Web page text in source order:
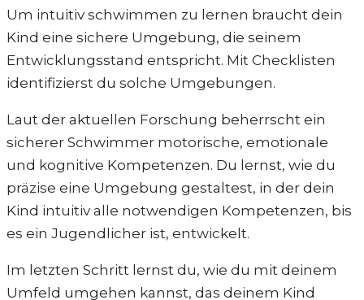
Um intuitiv schwimmen zu lernen braucht dein
Kind eine sichere Umgebung, die seinem
Entwicklungsstand entspricht. Mit Checklisten
identifizierst du solche Umgebungen.
Laut der aktuellen Forschung beherrscht ein
sicherer Schwimmer motorische, emotionale
und kognitive Kompetenzen. Du lernst, wie du
präzise eine Umgebung gestaltest, in der dein
Kind intuitiv alle notwendigen Kompetenzen, bis
es ein Jugendlicher ist, entwickelt.
Im letzten Schritt lernst du, wie du mit deinem
Umfeld umgehen kannst, das deinem Kind